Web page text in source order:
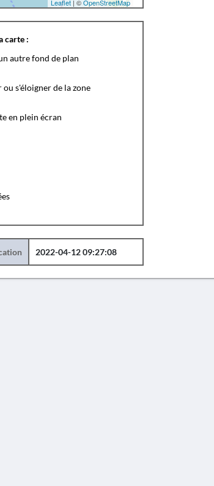
Leaflet| ©OpenStreetMap
carte :
autre fond de plan
s'éloigner de la zone
en plein écran
2022-04-12 09:27:08